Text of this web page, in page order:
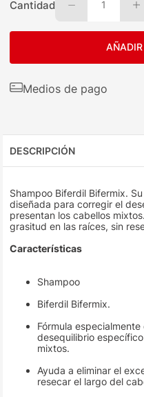
Cantidad 1
Medios de pago
DESCRIPCIÓN
Shampoo Biferdil Bifermix.
diseñada para corregir el
presentan los cabellos
grasitud en las raíces, sin
Características
Shampoo
Biferdil Bifermix.
Fórmula
desequilibrio
mixtos.
Ayuda a eliminar el
resecar el largo del